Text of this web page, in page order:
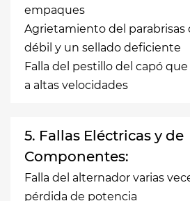
empaques
Agrietamiento del parabrisas
débil y un sellado deficiente
Falla del pestillo del capó
a altas velocidades
5. Fallas Eléctricas y de
Componentes:
Falla del alternador varias
pérdida de potencia